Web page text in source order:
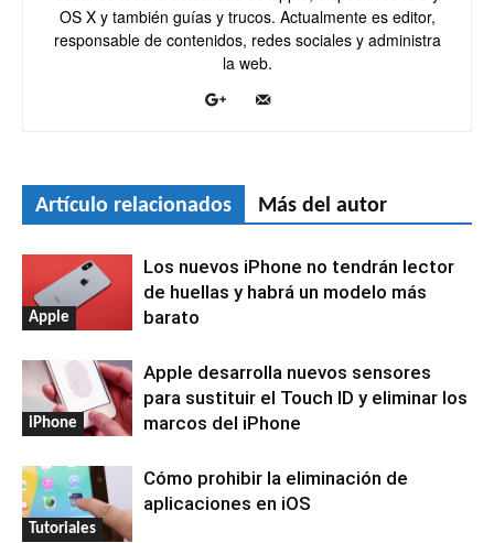
OS X y también guías y trucos. Actualmente es editor,
responsable de contenidos, redes sociales y administra
la web.
Artículo relacionados Más del autor
Apple
Los nuevos iPhone no tendrán lector
de huellas y habrá un modelo más
barato
iPhone
Apple desarrolla nuevos sensores
para sustituir el Touch ID y eliminar los
marcos del iPhone
Tutoriales
Cómo prohibir la eliminación de
aplicaciones en iOS